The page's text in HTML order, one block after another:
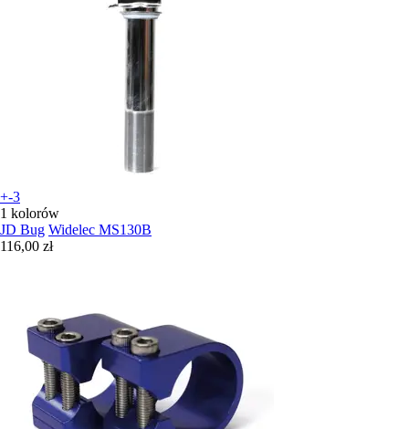
+-3
1 kolorów
JD Bug Widelec MS130B
116,00 zł